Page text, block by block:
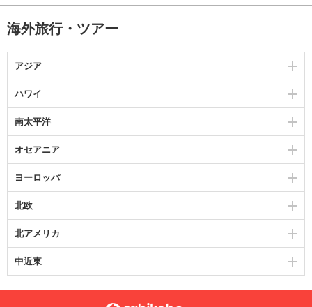
海外旅行・ツアー
アジア
ハワイ
南太平洋
オセアニア
ヨーロッパ
北欧
北アメリカ
中近東